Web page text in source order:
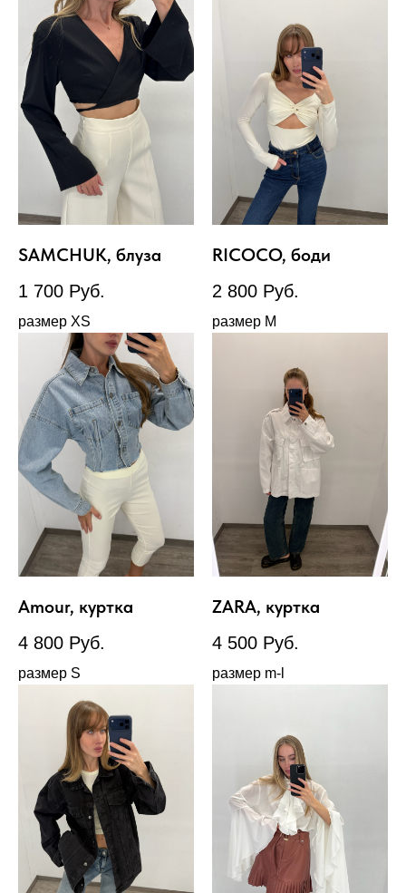
SAMCHUK, блуза
1 700 Руб.
размер XS
RICOCO, боди
2 800 Руб.
размер М
Amour, куртка
4 800 Руб.
размер S
ZARA, куртка
4 500 Руб.
размер m-l